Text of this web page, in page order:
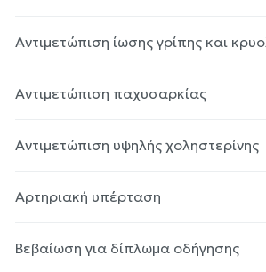
Αντιμετώπιση ίωσης γρίπης και
Αντιμετώπιση παχυσαρκίας
Αντιμετώπιση υψηλής χοληστερίνης
Αρτηριακή υπέρταση
Βεβαίωση για δίπλωμα οδήγησης